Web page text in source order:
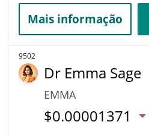
Mais informação
9502
Dr Emma Sage
EMMA
$0.00001371